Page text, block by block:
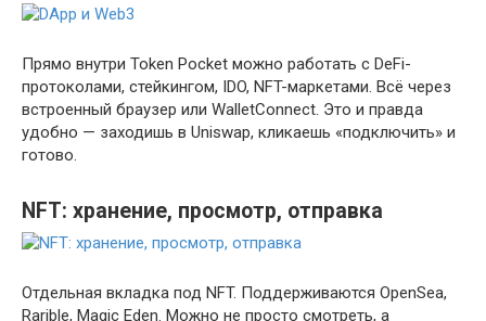
Прямо внутри Token Pocket можно работать с DeFi-
протоколами, стейкингом, IDO, NFT-маркетами. Всё через
встроенный браузер или WalletConnect. Это и правда
удобно — заходишь в Uniswap, кликаешь «подключить» и
готово.
NFT: хранение, просмотр, отправка
Отдельная вкладка под NFT. Поддерживаются OpenSea,
Rarible, Magic Eden. Можно не просто смотреть, а